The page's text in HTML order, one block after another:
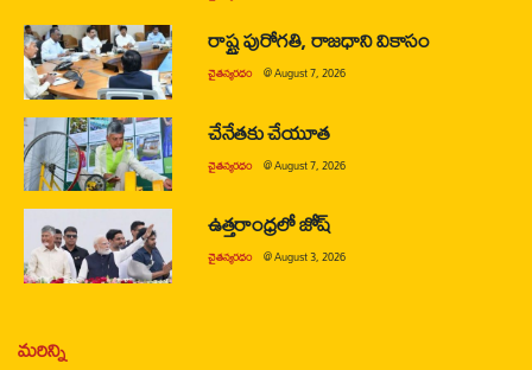
రాష్ట్ర పురోగతి, రాజధాని వికాసం
చైతన్యరధం @August 7, 2026
చేనేతకు చేయూత
చైతన్యరధం @August 7, 2026
ఉత్తరాంధ్రలో జోష్
చైతన్యరధం @August 3, 2026
మరిన్ని